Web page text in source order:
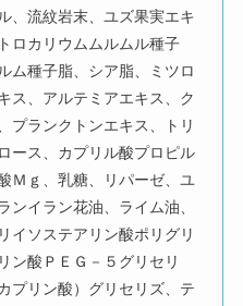
、流紋岩末、ユズ果実エキ
ロカリウムムルムル種子
ム種子脂、シア脂、ミツロ
ス、アルテミアエキス、ク
プランクトンエキス、トリ
ース、カプリル酸プロピル
Ｍｇ、乳糖、リパーゼ、ユ
イラン花油、ライム油、
イソステアリン酸ポリグリ
ン酸ＰＥＧ－５グリセリ
プリン酸）グリセリズ、テ